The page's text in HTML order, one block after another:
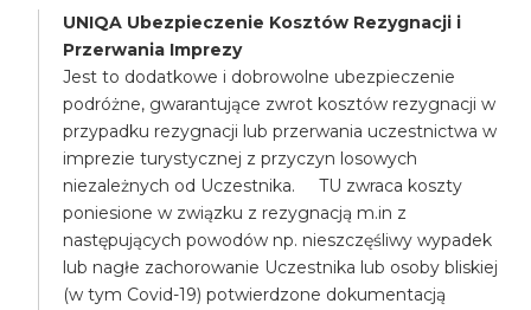
UNIQA Ubezpieczenie Kosztów Rezygnacji i
Przerwania Imprezy
Jest to dodatkowe i dobrowolne ubezpieczenie
podróżne, gwarantujące zwrot kosztów rezygnacji w
przypadku rezygnacji lub przerwania uczestnictwa w
imprezie turystycznej z przyczyn losowych
niezależnych od Uczestnika. TU zwraca koszty
poniesione w związku z rezygnacją m.in z
następujących powodów np. nieszczęśliwy wypadek
lub nagłe zachorowanie Uczestnika lub osoby bliskiej
(w tym Covid-19) potwierdzone dokumentacją